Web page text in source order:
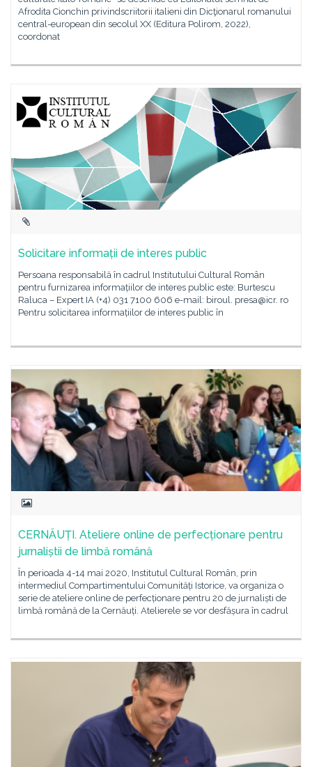
Afrodita Cionchin privindscriitorii italieni din Dicţionarul romanului
central-european din secolul XX (Editura Polirom, 2022),
coordonat
Solicitare informații de interes public
Persoana responsabilă în cadrul Institutului Cultural Român
pentru furnizarea informațiilor de interes public este: Burtescu
Raluca – Expert IA (+4) 031 7100 606 e-mail: biroul. presa@icr. ro
Pentru solicitarea informațiilor de interes public în
CERNĂUȚI. Ateliere online de perfecționare pentru
jurnaliștii de limbă română
În perioada 4-14 mai 2020, Institutul Cultural Român, prin
intermediul Compartimentului Comunități Istorice, va organiza o
serie de ateliere online de perfecționare pentru 20 de jurnaliști de
limbă română de la Cernăuți. Atelierele se vor desfășura în cadrul